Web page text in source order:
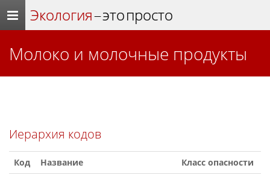
Экология– это просто
Молоко и молочные продукты
Иерархия кодов
Код Название
Класс опасности